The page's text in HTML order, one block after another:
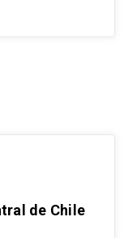
de Chile